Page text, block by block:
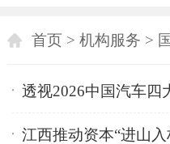
首页 > 机构服务 >
透视2026中国汽车四
江西推动资本“进山入